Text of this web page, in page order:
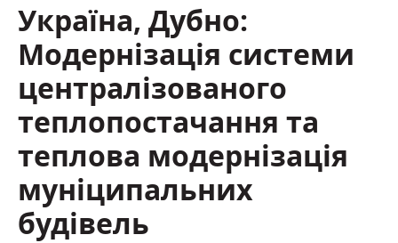
Azərbaycan
ქართული
Română
Українська
Україна, Дубно:
Модернізація системи
централізованого
теплопостачання та
теплова модернізація
муніципальних
будівель